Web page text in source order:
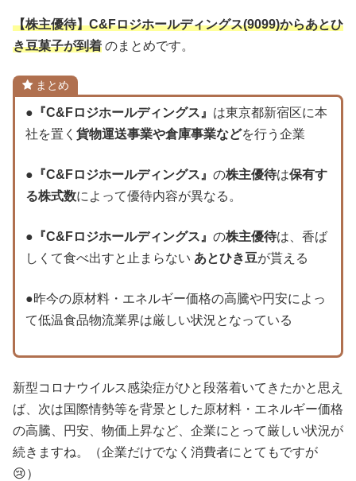
【株主優待】C&Fロジホールディングス(9099)からあとひ
き豆菓子が到着 のまとめです。
まとめ
● 『C&Fロジホールディングス』 は東京都新宿区に本
社を置く 貨物運送事業や倉庫事業などを行う企業
● 『C&Fロジホールディングス』 の株主優待は保有す
る株式数によって優待内容が異なる。
● 『C&Fロジホールディングス』 の株主優待は、香ば
しくて食べ出すと止まらない あとひき豆が貰える
●昨今の原材料・エネルギー価格の高騰や円安によっ
て低温食品物流業界は厳しい状況となっている
新型コロナウイルス感染症がひと段落着いてきたかと思え
ば、次は国際情勢等を背景とした原材料・エネルギー価格
の高騰、円安、物価上昇など、企業にとって厳しい状況が
続きますね。（企業だけでなく消費者にとてもですが
😢）